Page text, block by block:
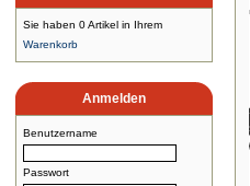
Sie haben 0 Artikel in Ihrem
Warenkorb
Anmelden
Benutzername
Passwort